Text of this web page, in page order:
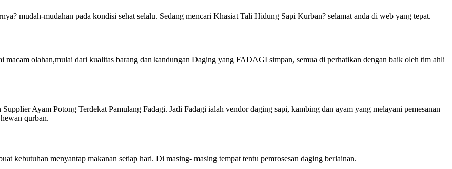
mudah-mudahan pada kondisi sehat selalu. Sedang mencari Khasiat Tali Hidung Sapi Kurban? selamat anda di web yang tepat.
macam olahan,mulai dari kualitas barang dan kandungan Daging yang FADAGI simpan, semua di perhatikan dengan baik oleh tim ahli
Ayam Potong Terdekat Pamulang Fadagi. Jadi Fadagi ialah vendor daging sapi, kambing dan ayam yang melayani pemesanan
qurban.
kebutuhan menyantap makanan setiap hari. Di masing- masing tempat tentu pemrosesan daging berlainan.